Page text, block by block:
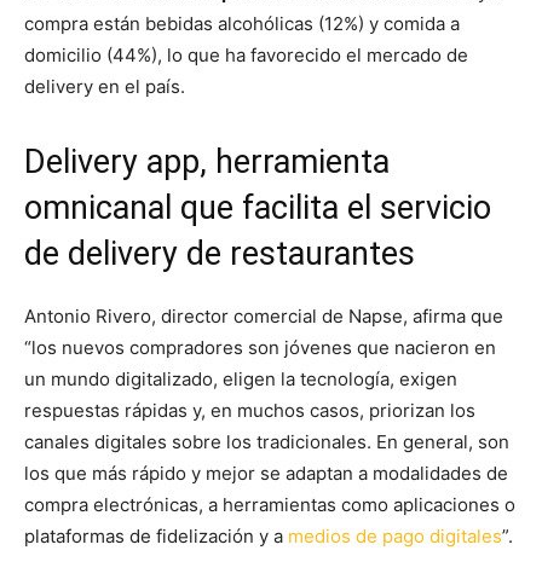
compra están bebidas alcohólicas (12%) y comida a
domicilio (44%), lo que ha favorecido el mercado de
delivery en el país.
Delivery app, herramienta
omnicanal que facilita el servicio
de delivery de restaurantes
Antonio Rivero, director comercial de Napse, afirma que
“los nuevos compradores son jóvenes que nacieron en
un mundo digitalizado, eligen la tecnología, exigen
respuestas rápidas y, en muchos casos, priorizan los
canales digitales sobre los tradicionales. En general, son
los que más rápido y mejor se adaptan a modalidades de
compra electrónicas, a herramientas como aplicaciones o
plataformas de fidelización y a medios de pago digitales”.